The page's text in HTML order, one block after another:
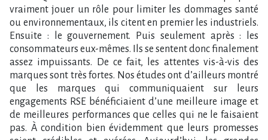
vraiment jouer un rôle pour limiter les dommages santé
ou environnementaux, ils citent en premier les industriels.
Ensuite : le gouvernement. Puis seulement après : les
consommateurs eux-mêmes. Ils se sentent donc finalement
assez impuissants. De ce fait, les attentes vis-à-vis des
marques sont très fortes. Nos études ont d’ailleurs montré
que les marques qui communiquaient sur leurs
engagements RSE bénéficiaient d’une meilleure image et
de meilleures performances que celles qui ne le faisaient
pas. À condition bien évidemment que leurs promesses